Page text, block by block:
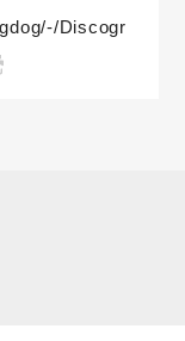
Discogr